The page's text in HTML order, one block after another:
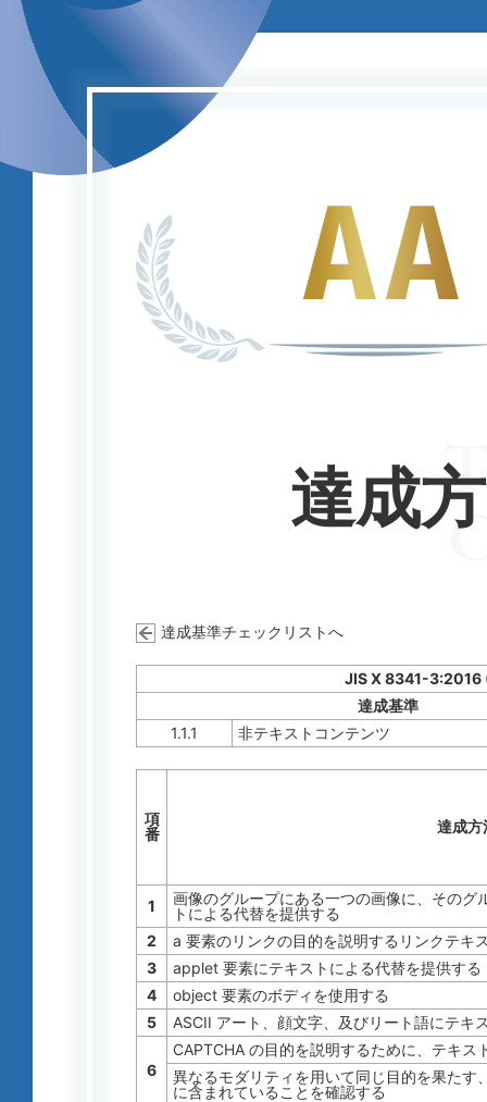
達成
達成基準チェックリストへ
JIS X 8341-
達成基準
1.1.1
非テキストコンテンツ
項
番
達成方
1
画像のグループにある一つの画像に、そのグ
トによる代替を提供する
2
a 要素のリンクの目的を説明するリンクテキ
3
applet 要素にテキストによる代替を提供する
4
object 要素のボディを使用する
5
ASCII アート、顔文字、及びリート語にテキ
6
CAPTCHA の目的を説明するために、テキス
異なるモダリティを用いて同じ目的を果たす
に含まれていることを確認する